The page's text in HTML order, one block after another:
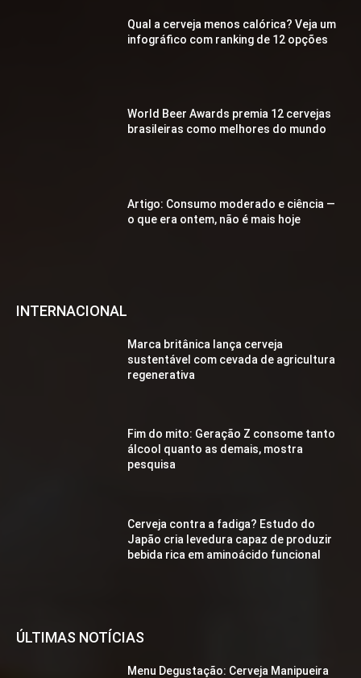
Qual a cerveja menos calórica? Veja um
infográfico com ranking de 12 opções
World Beer Awards premia 12 cervejas
brasileiras como melhores do mundo
Artigo: Consumo moderado e ciência —
o que era ontem, não é mais hoje
INTERNACIONAL
Marca britânica lança cerveja
sustentável com cevada de agricultura
regenerativa
Fim do mito: Geração Z consome tanto
álcool quanto as demais, mostra
pesquisa
Cerveja contra a fadiga? Estudo do
Japão cria levedura capaz de produzir
bebida rica em aminoácido funcional
ÚLTIMAS NOTÍCIAS
Menu Degustação: Cerveja Manipueira